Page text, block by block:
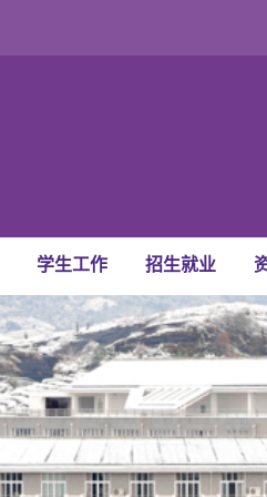
学生工作 招生就业